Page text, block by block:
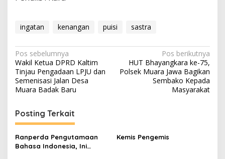
ingatan kenangan puisi sastra
Navigasi
pos
Pos sebelumnya
Wakil Ketua DPRD Kaltim
Tinjau Pengadaan LPJU dan
Semenisasi Jalan Desa
Muara Badak Baru
Pos berikutnya
HUT Bhayangkara ke-75,
Polsek Muara Jawa Bagikan
Sembako Kepada
Masyarakat
Posting Terkait
Ranperda Pengutamaan
Bahasa Indonesia, Ini
Kemis Pengemis